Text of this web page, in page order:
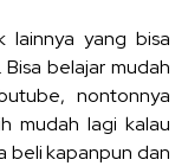
lainnya yang bisa
belajar mudah
nontonnya
mudah lagi kalau
beli kapanpun dan